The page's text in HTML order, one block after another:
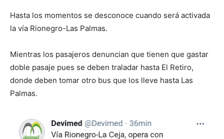
Hasta los momentos se desconoce cuando será activada
la vía Rionegro-Las Palmas.
Mientras los pasajeros denuncian que tienen que gastar
doble pasaje pues se deben traladar hasta El Retiro,
donde deben tomar otro bus que los lleve hasta Las
Palmas.